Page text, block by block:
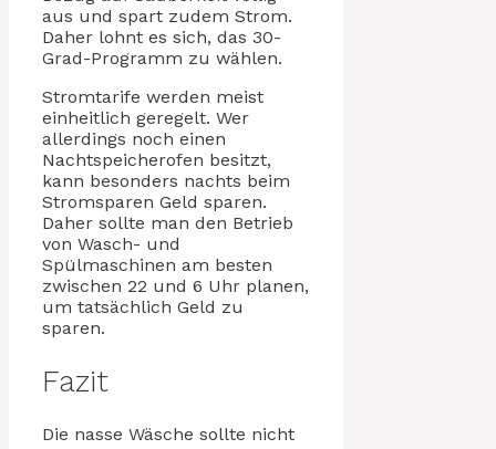
aus und spart zudem Strom.
Daher lohnt es sich, das 30-
Grad-Programm zu wählen.
Stromtarife werden meist
einheitlich geregelt. Wer
allerdings noch einen
Nachtspeicherofen besitzt,
kann besonders nachts beim
Stromsparen Geld sparen.
Daher sollte man den Betrieb
von Wasch- und
Spülmaschinen am besten
zwischen 22 und 6 Uhr planen,
um tatsächlich Geld zu
sparen.
Fazit
Die nasse Wäsche sollte nicht